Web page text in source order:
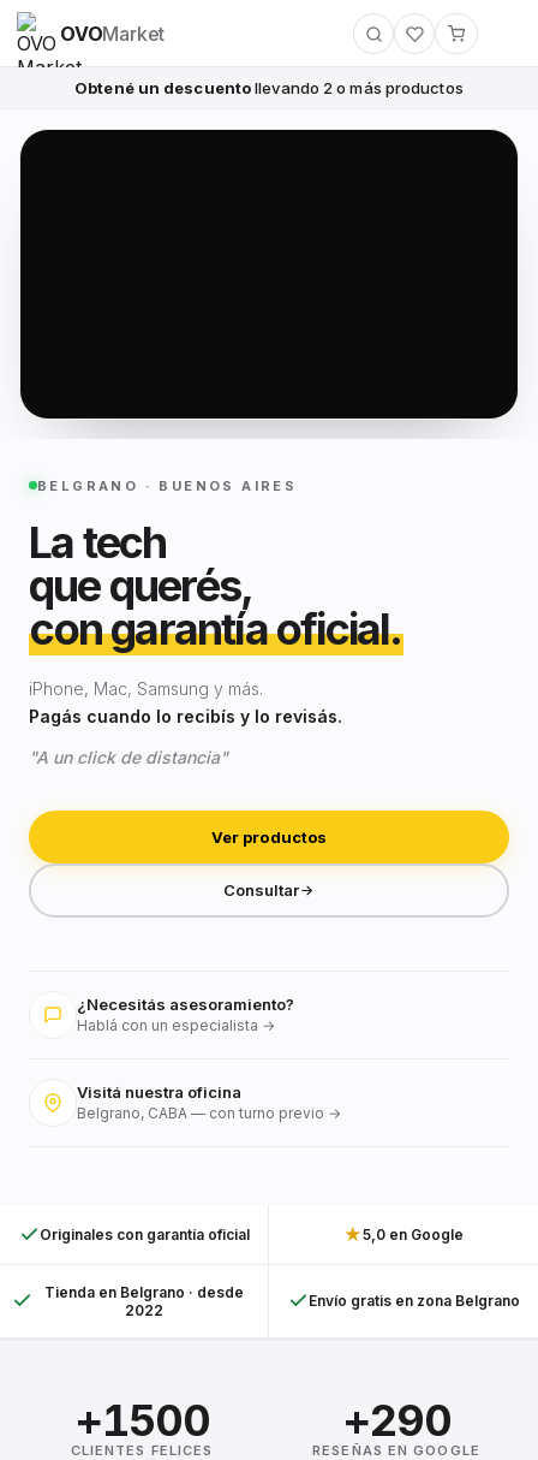
OVOMarket
Obtené un descuentollevando 2 o más productos
BELGRANO · BUENOS AIRES
La tech
que querés,
con garantía oficial.
iPhone, Mac, Samsung y más.
Pagás cuando lo recibís y lo revisás.
"A un click de distancia"
Ver productos
Consultar
¿Necesitás asesoramiento?
Hablá con un especialista →
Visitá nuestra oficina
Belgrano, CABA — con turno previo →
Originales con garantía oficial ★5,0 en Google
Tienda en Belgrano · desde
2022
Envío gratis en zona Belgrano
+1500
CLIENTES FELICES
+290
RESEÑAS EN GOOGLE